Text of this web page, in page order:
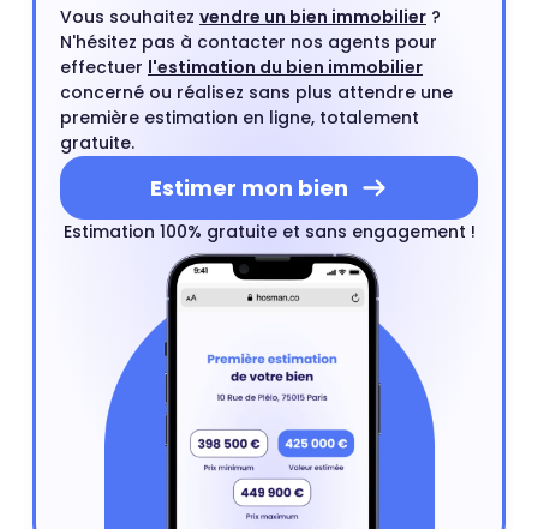
Vous souhaitez vendre un bien immobilier ?
N'hésitez pas à contacter nos agents pour
effectuer l'estimation du bien immobilier
concerné ou réalisez sans plus attendre une
première estimation en ligne, totalement
gratuite.
Estimer mon bien
Estimation 100% gratuite et sans engagement !